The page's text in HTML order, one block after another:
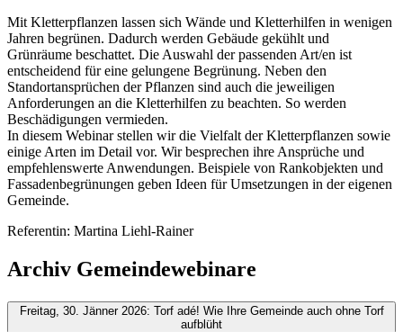
Mit Kletterpflanzen lassen sich Wände und Kletterhilfen in wenigen
Jahren begrünen. Dadurch werden Gebäude gekühlt und
Grünräume beschattet. Die Auswahl der passenden Art/en ist
entscheidend für eine gelungene Begrünung. Neben den
Standortansprüchen der Pflanzen sind auch die jeweiligen
Anforderungen an die Kletterhilfen zu beachten. So werden
Beschädigungen vermieden.
In diesem Webinar stellen wir die Vielfalt der Kletterpflanzen sowie
einige Arten im Detail vor. Wir besprechen ihre Ansprüche und
empfehlenswerte Anwendungen. Beispiele von Rankobjekten und
Fassadenbegrünungen geben Ideen für Umsetzungen in der eigenen
Gemeinde.
Referentin: Martina Liehl-Rainer
Archiv Gemeindewebinare
Freitag, 30. Jänner 2026: Torf adé! Wie Ihre Gemeinde auch ohne Torf
aufblüht